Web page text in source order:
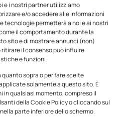
e i nostri partner utilizziamo
e/o accedere alle informazioni
tecnologie permetterà a noi e ai nostri
il comportamento durante la
sito e di mostrare annunci (non)
il consenso può influire
e funzioni.
sopra o per fare scelte
solamente a questo sito. È
qualsiasi momento, compreso il
della Cookie Policy o cliccando sul
parte inferiore dello schermo.
2026